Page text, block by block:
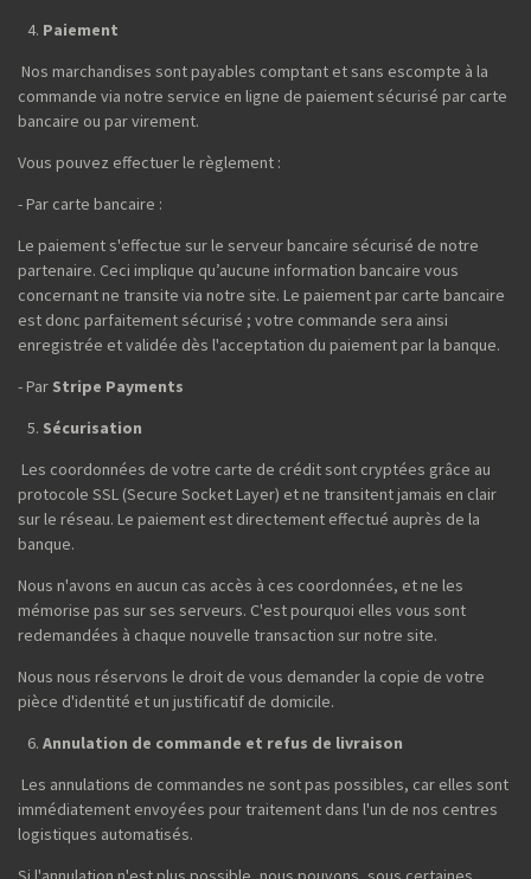
Paiement
Nos marchandises sont payables comptant et sans escompte à la
commande via notre service en ligne de paiement sécurisé par carte
bancaire ou par virement.
Vous pouvez effectuer le règlement :
- Par carte bancaire :
Le paiement s'effectue sur le serveur bancaire sécurisé de notre
partenaire. Ceci implique qu’aucune information bancaire vous
concernant ne transite via notre site. Le paiement par carte bancaire
est donc parfaitement sécurisé ; votre commande sera ainsi
enregistrée et validée dès l'acceptation du paiement par la banque.
- Par Stripe Payments
Sécurisation
Les coordonnées de votre carte de crédit sont cryptées grâce au
protocole SSL (Secure Socket Layer) et ne transitent jamais en clair
sur le réseau. Le paiement est directement effectué auprès de la
banque.
Nous n'avons en aucun cas accès à ces coordonnées, et ne les
mémorise pas sur ses serveurs. C'est pourquoi elles vous sont
redemandées à chaque nouvelle transaction sur notre site.
Nous nous réservons le droit de vous demander la copie de votre
pièce d'identité et un justificatif de domicile.
Annulation de commande et refus de livraison
Les annulations de commandes ne sont pas possibles, car elles sont
immédiatement envoyées pour traitement dans l'un de nos centres
logistiques automatisés.